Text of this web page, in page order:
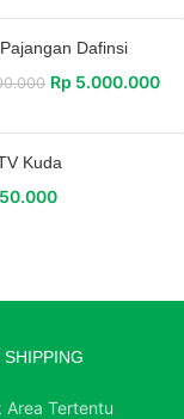
Dafinsi
Rp 5.000.000
Kuda
SHIPPING
Area Tertentu